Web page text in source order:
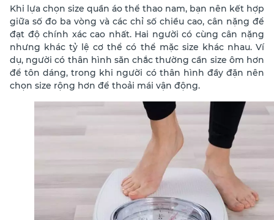
Khi lựa chọn size quần áo thể thao nam, bạn nên kết hợp
giữa số đo ba vòng và các chỉ số chiều cao, cân nặng để
đạt độ chính xác cao nhất. Hai người có cùng cân nặng
nhưng khác tỷ lệ cơ thể có thể mặc size khác nhau. Ví
dụ, người có thân hình săn chắc thường cần size ôm hơn
để tôn dáng, trong khi người có thân hình đầy đặn nên
chọn size rộng hơn để thoải mái vận động.